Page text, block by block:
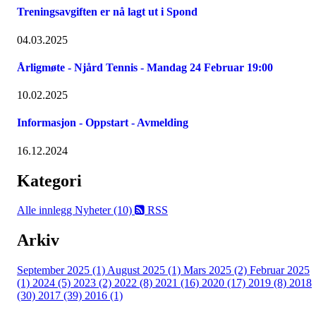
Treningsavgiften er nå lagt ut i Spond
04.03.2025
Årligmøte - Njård Tennis - Mandag 24 Februar 19:00
10.02.2025
Informasjon - Oppstart - Avmelding
16.12.2024
Kategori
Alle innlegg Nyheter (10) RSS
Arkiv
September 2025 (1) August 2025 (1) Mars 2025 (2) Februar 2025
(1) 2024 (5) 2023 (2) 2022 (8) 2021 (16) 2020 (17) 2019 (8) 2018
(30) 2017 (39) 2016 (1)